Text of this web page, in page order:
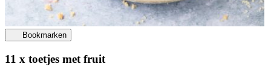
Bookmarken
11 x toetjes met fruit